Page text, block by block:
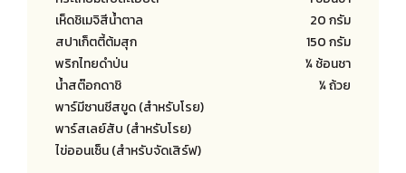
เห็ดชิเมจิสีน้ำตาล
20 กรัม
สปาเก็ตตี้ต้มสุก
150 กรัม
พริกไทยดำป่น
¼ ช้อนชา
น้ำสต๊อกดาชิ
¼ ถ้วย
พาร์มีซานชีสขูด (สำหรับโรย)
พาร์สเลย์สับ (สำหรับโรย)
ไข่ออนเซ็น (สำหรับจัดเสิร์ฟ)